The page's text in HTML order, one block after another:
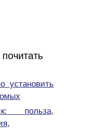
установить
польза,